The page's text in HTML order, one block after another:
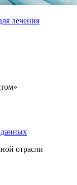
лечения
отрасли